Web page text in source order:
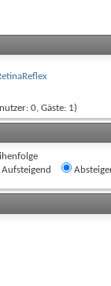
0, Gäste: 1)
Aufsteigend